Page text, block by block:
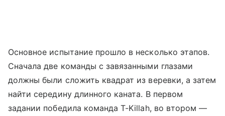
Основное испытание прошло в несколько этапов.
Сначала две команды с завязанными глазами
должны были сложить квадрат из веревки, а затем
найти середину длинного каната. В первом
задании победила команда T-Killah, во втором —